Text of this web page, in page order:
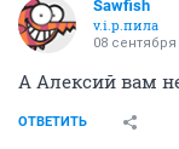
Sawfish
v.i.p.пила
08 сентября
А Алексий вам
ОТВЕТИТЬ